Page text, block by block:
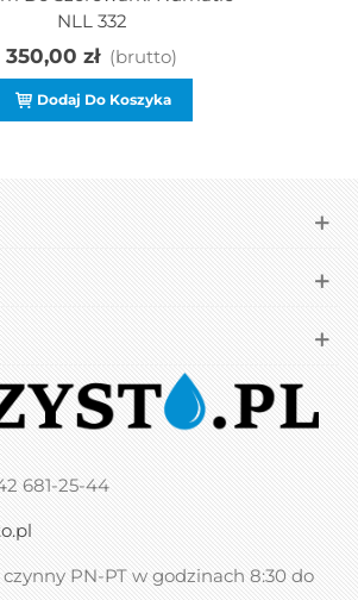
NLL 332
350,00 zł (brutto)
Dodaj Do Koszyka
681-25-44
PN-PT w godzinach 8:30 do